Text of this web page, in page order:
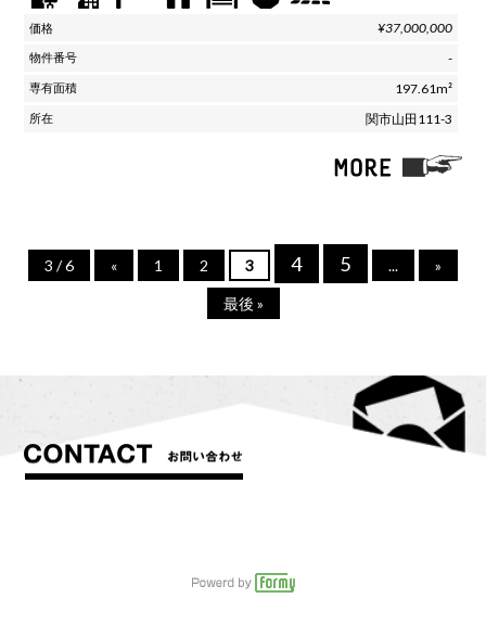
¥37,000,000
-
197.61m²
関市山田111-3
3 / 6 « 1 2 3 4 5 ... »
最後 »